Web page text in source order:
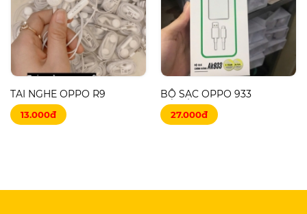
TAI NGHE OPPO R9
13.000đ
BỘ SẠC OPPO 933
27.000đ